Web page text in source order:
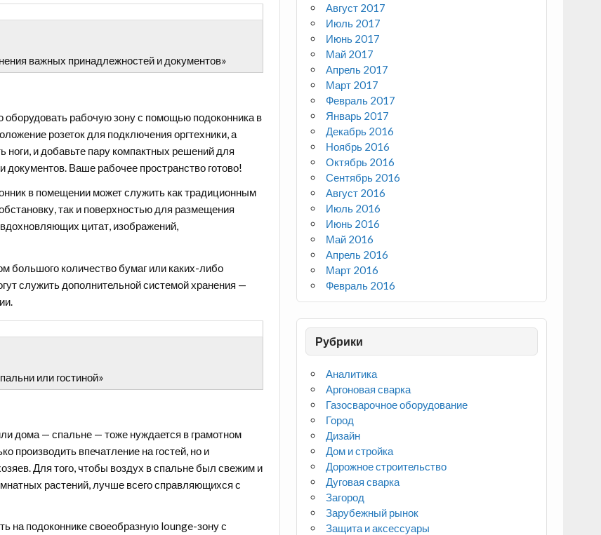
важных принадлежностей и документов»
оборудовать рабочую зонус помощью подоконника в
розеток для подключения оргтехники, а
ноги, и добавьте пару компактных решений для
Ваше рабочее пространство готово!
в помещении может служить как традиционным
так и поверхностью для размещения
цитат, изображений,
большого количество бумаг или каких-либо
служить дополнительнойсистемой хранения —
или гостиной»
дома — спальне — тоже нуждается в грамотном
производить впечатление на гостей, но и
Для того, чтобы воздух в спальне был свежим и
растений , лучше всего справляющихся с
на подоконнике своеобразную lounge-зонус
Август 2017
Июль 2017
Июнь 2017
Май 2017
Апрель 2017
Март 2017
Февраль 2017
Январь 2017
Декабрь 2016
Ноябрь 2016
Октябрь 2016
Сентябрь 2016
Август 2016
Июль 2016
Июнь 2016
Май 2016
Апрель 2016
Март 2016
Февраль 2016
Рубрики
Аналитика
Аргоновая сварка
Газосварочное оборудование
Город
Дизайн
Дом и стройка
Дорожное строительство
Дуговая сварка
Загород
Зарубежный рынок
Защита и аксессуары